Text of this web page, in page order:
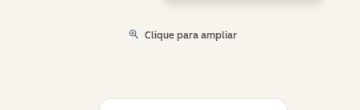
Clique para ampliar